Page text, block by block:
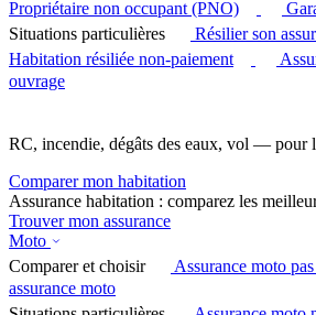
Propriétaire non occupant (PNO)
Situations particulières
Résilier son
Habitation résiliée non-paiement
ouvrage
RC, incendie, dégâts des eaux, vol — pour
Comparer mon habitation
Assurance habitation : comparez les
Trouver mon assurance
Moto
Comparer et choisir
Assurance moto
assurance moto